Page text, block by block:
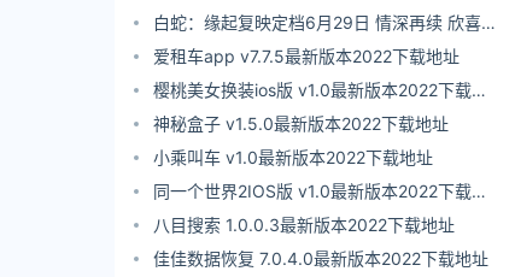
图：感谢科乐美!
白蛇：缘起复映定档6月29日 情深再续 欣喜
重逢
爱租车app v7.7.5最新版本2022下载地址
樱桃美女换装ios版 v1.0最新版本2022下载地
址
神秘盒子 v1.5.0最新版本2022下载地址
小乘叫车 v1.0最新版本2022下载地址
同一个世界2IOS版 v1.0最新版本2022下载地
址
八目搜索 1.0.0.3最新版本2022下载地址
佳佳数据恢复 7.0.4.0最新版本2022下载地址